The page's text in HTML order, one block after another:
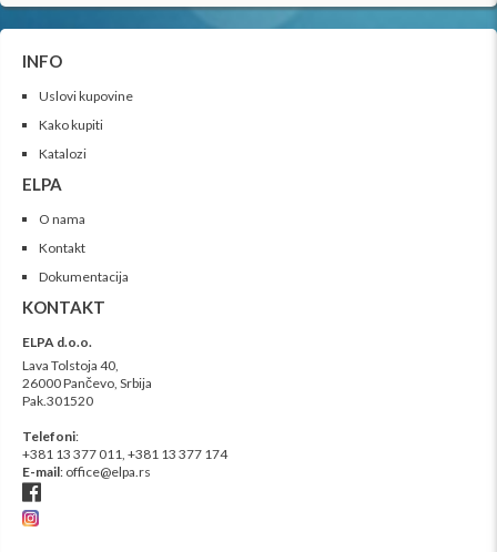
INFO
Uslovi kupovine
Kako kupiti
Katalozi
ELPA
O nama
Kontakt
Dokumentacija
KONTAKT
ELPA d.o.o.
Lava Tolstoja 40,
26000 Pančevo, Srbija
Pak.301520
Telefoni:
+381 13 377 011, +381 13 377 174
E-mail: office@elpa.rs